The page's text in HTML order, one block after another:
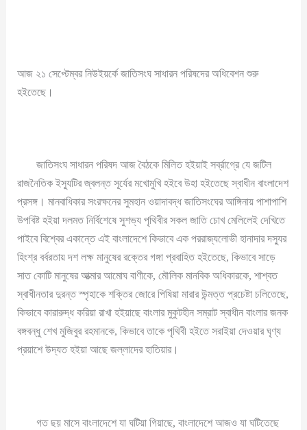
আজ ২১ সেপ্টেম্বর নিউইয়র্কে জাতিসংঘ সাধারন পরিষদের অধিবেশন শুরু
হইতেছে।
জাতিসংঘ সাধারন পরিষদ আজ বৈঠকে মিলিত হইয়াই সর্ব্রাগ্রে যে জটিল
রাজনৈতিক ইস্যুটির জ্বলন্ত সূর্যের মখোমুখি হইবে উহা হইতেছে স্বাধীন বাংলাদেশ
প্রসঙ্গ। মানবাধিকার সংরক্ষনের সুমহান ওয়াদাবদ্ধ জাতিসংঘের আঙ্গিনায় পাশাপাশি
উপবিষ্ট হইয়া দলমত নির্বিশেষে সুশভ্য পৃথিবীর সকল জাতি চোখ মেলিলেই দেখিতে
পাইবে বিশ্বের একান্তে এই বাংলাদেশে কিভাবে এক পররাজ্যলোভী হানাদার দস্যুর
হিংশ্র বর্বরতায় দশ লক্ষ মানুষের রক্তের গঙ্গা প্রবাহিত হইতেছে, কিভাবে সাড়ে
সাত কোটি মানুষের আত্মার আমোঘ বাণীকে, মৌলিক মানবিক অধিকারকে, শাশ্বত
স্বাধীনতার দুরন্ত স্পৃহাকে শক্তির জোরে পিষিয়া মারার উন্মত্ত প্রচেষ্টা চলিতেছে,
কিভাবে কারারুদ্ধ করিয়া রাখা হইয়াছে বাংলার মুকুটহীন সম্রাট স্বাধীন বাংলার জনক
বঙ্গবন্ধু শেখ মুজিবুর রহমানকে, কিভাবে তাকে পৃথিবী হইতে সরাইয়া দেওয়ার ঘৃণ্য
প্রয়াশে উদ্যত হইয়া আছে জল্লাদের হাতিয়ার।
গত ছয় মাসে বাংলাদেশে যা ঘটিয়া গিয়াছে, বাংলাদেশে আজও যা ঘটিতেছে